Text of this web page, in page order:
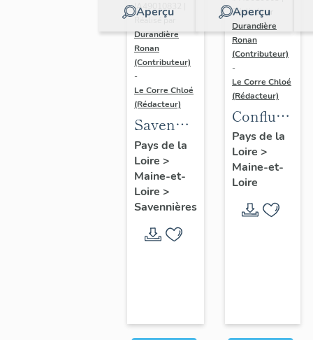
Aperçu
IA49010832 |
Réalisé par
Durandière
Ronan
(Contributeur)
-
Le Corre Chloé
(Rédacteur)
Savennières
:
présentation
de la
commune
Pays de la
Loire >
Maine-et-
Loire >
Savennières
Aperçu
Réalisé par
Durandière
Ronan
(Contributeur)
-
Le Corre Chloé
(Rédacteur)
Confluence
Maine-
Loire :
d'étude
Pays de la
Loire >
Maine-et-
Loire